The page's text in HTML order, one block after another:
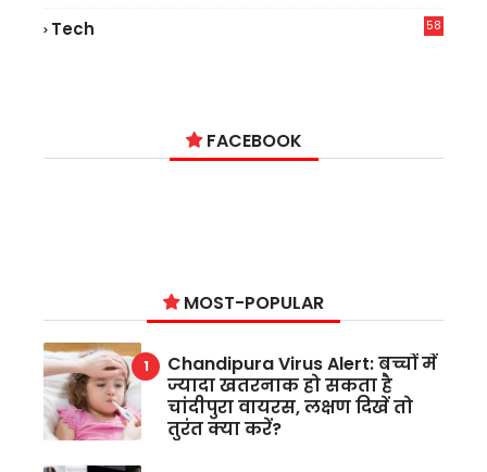
Tech
58
FACEBOOK
MOST-POPULAR
Chandipura Virus Alert: बच्चों में
ज्यादा खतरनाक हो सकता है
चांदीपुरा वायरस, लक्षण दिखें तो
तुरंत क्या करें?